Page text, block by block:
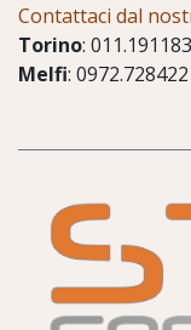
Contattaci dal
Torino:
Melfi: 0972.728422